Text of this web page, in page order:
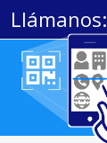
Llámanos: